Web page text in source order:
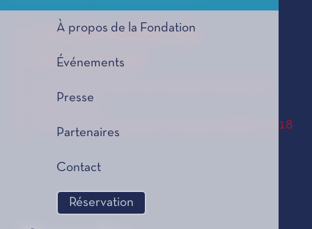
À propos de la Fondation
Événements
Presse
Partenaires
Contact
Réservation
Les dentelles de
Montmirail
édition 2019
Le Prix de Composition Musicale, édition 2018